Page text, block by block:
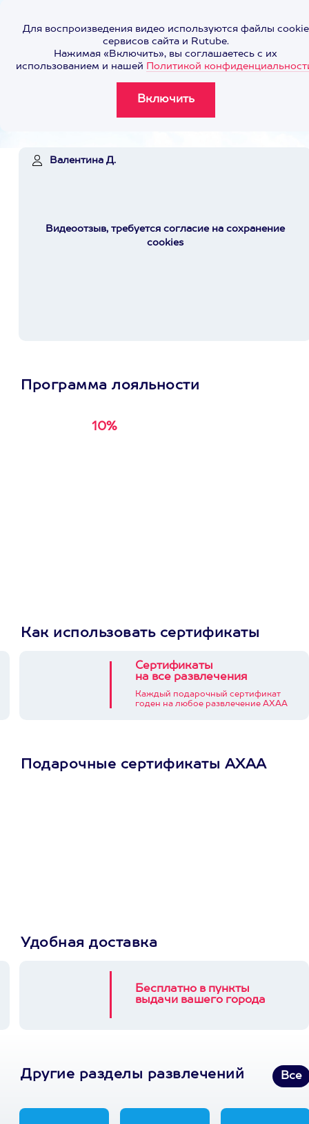
Для воспроизведения видео используются файлы cookie
сервисов сайта и Rutube.
Нажимая «Включить», вы соглашаетесь с их
использованием и нашей Политикой
Валентина Д.
Видеоотзыв, требуется согласие на сохранение
cookies
Программа лояльности
10%
Как использовать сертификаты
Сертификаты
на все развлечения
Каждый подарочный сертификат
годен на любое развлечение АХАА
Подарочные сертификаты АХАА
Удобная доставка
Бесплатно в пункты
выдачи вашего города
Другие разделы развлечений Все